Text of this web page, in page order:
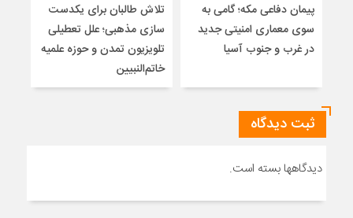
پیمان دفاعی مکه؛ گامی به
سوی معماری امنیتی جدید
در غرب و جنوب آسیا
تلاش طالبان برای یکدست
سازی مذهبی؛ علل تعطیلی
تلویزیون تمدن و حوزه علمیه
خاتم‌النبیین
ثبت دیدگاه
دیدگاهها بسته است.